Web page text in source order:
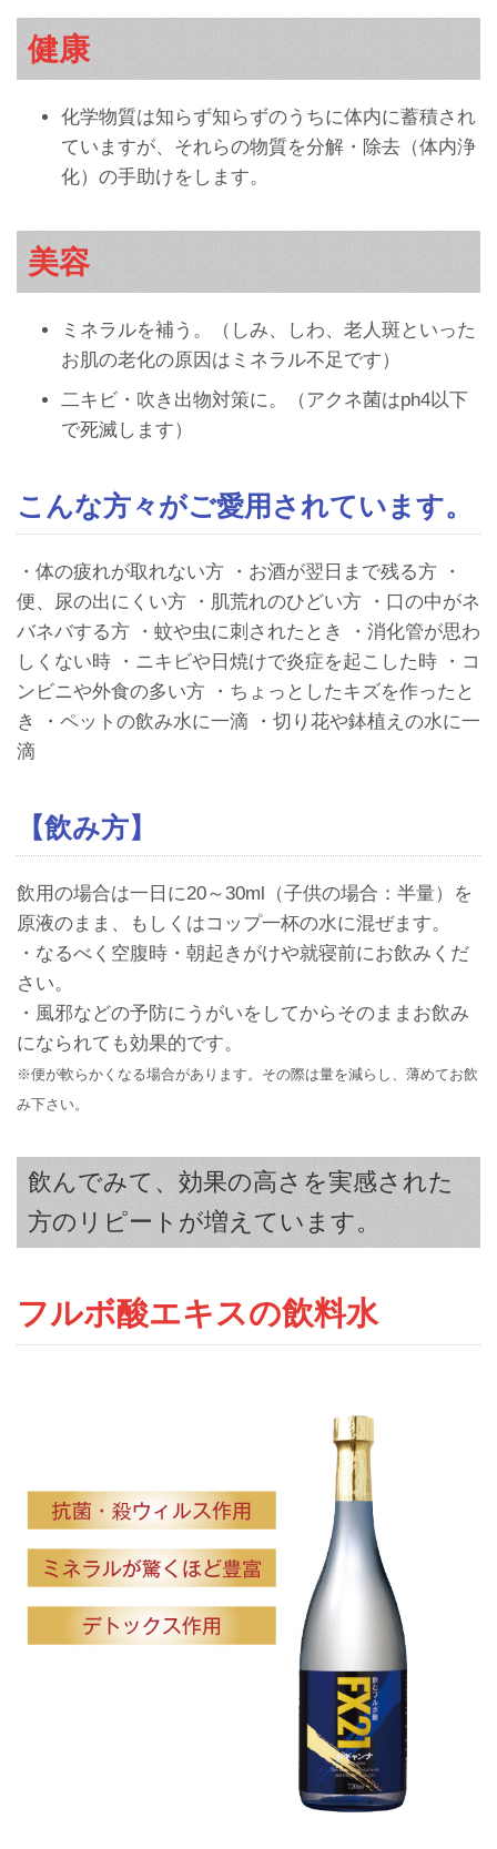
健康
化学物質は知らず知らずのうちに体内に蓄積され
ていますが、それらの物質を分解・除去（体内浄
化）の手助けをします。
美容
ミネラルを補う。（しみ、しわ、老人斑といった
お肌の老化の原因はミネラル不足です）
二キビ・吹き出物対策に。（アクネ菌はph4以下
で死滅します）
こんな方々がご愛用されています。
・体の疲れが取れない方 ・お酒が翌日まで残る方 ・
便、尿の出にくい方 ・肌荒れのひどい方 ・口の中がネ
バネバする方 ・蚊や虫に刺されたとき ・消化管が思わ
しくない時 ・ニキビや日焼けで炎症を起こした時 ・コ
ンビニや外食の多い方 ・ちょっとしたキズを作ったと
き ・ペットの飲み水に一滴 ・切り花や鉢植えの水に一
滴
【飲み方】
飲用の場合は一日に20～30ml（子供の場合：半量）を
原液のまま、もしくはコップ一杯の水に混ぜます。
・なるべく空腹時・朝起きがけや就寝前にお飲みくだ
さい。
・風邪などの予防にうがいをしてからそのままお飲み
になられても効果的です。
※便が軟らかくなる場合があります。その際は量を減らし、薄めてお飲
み下さい。
飲んでみて、効果の高さを実感された
方のリピートが増えています。
フルボ酸エキスの飲料水